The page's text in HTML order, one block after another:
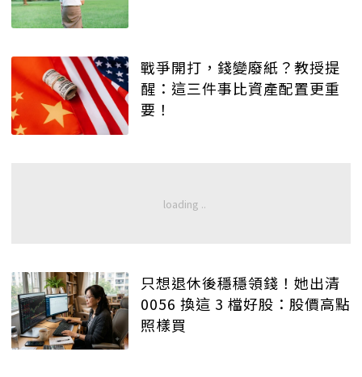
戰爭開打，錢變廢紙？教授提
醒：這三件事比資產配置更重
要！
只想退休後穩穩領錢！她出清
0056 換這 3 檔好股：股價高點
照樣買